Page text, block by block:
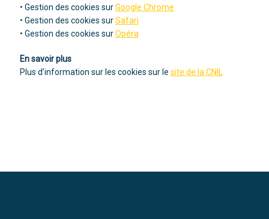
• Gestion des cookies surGoogle Chrome
• Gestion des cookies surSafari
• Gestion des cookies surOpéra
En savoir plus
Plus d’information sur les cookies sur le site de la CNIL